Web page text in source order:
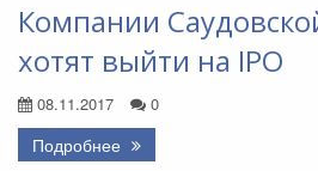
Компании
хотят выйти на IPO
08.11.2017 0
Подробнее